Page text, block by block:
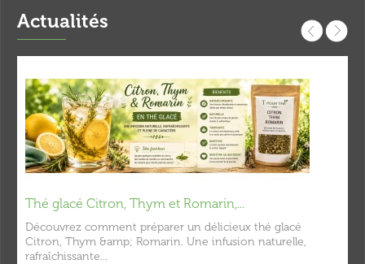
Actualités
Thé glacé Citron, Thym et Romarin,...
Découvrez comment préparer un délicieux thé glacé
Citron, Thym &amp; Romarin. Une infusion naturelle,
rafraîchissante...